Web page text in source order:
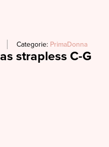
Categorie: PrimaDonna
strapless C-G